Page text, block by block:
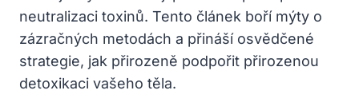
neutralizaci toxinů. Tento článek boří mýty o
zázračných metodách a přináší osvědčené
strategie, jak přirozeně podpořit přirozenou
detoxikaci vašeho těla.